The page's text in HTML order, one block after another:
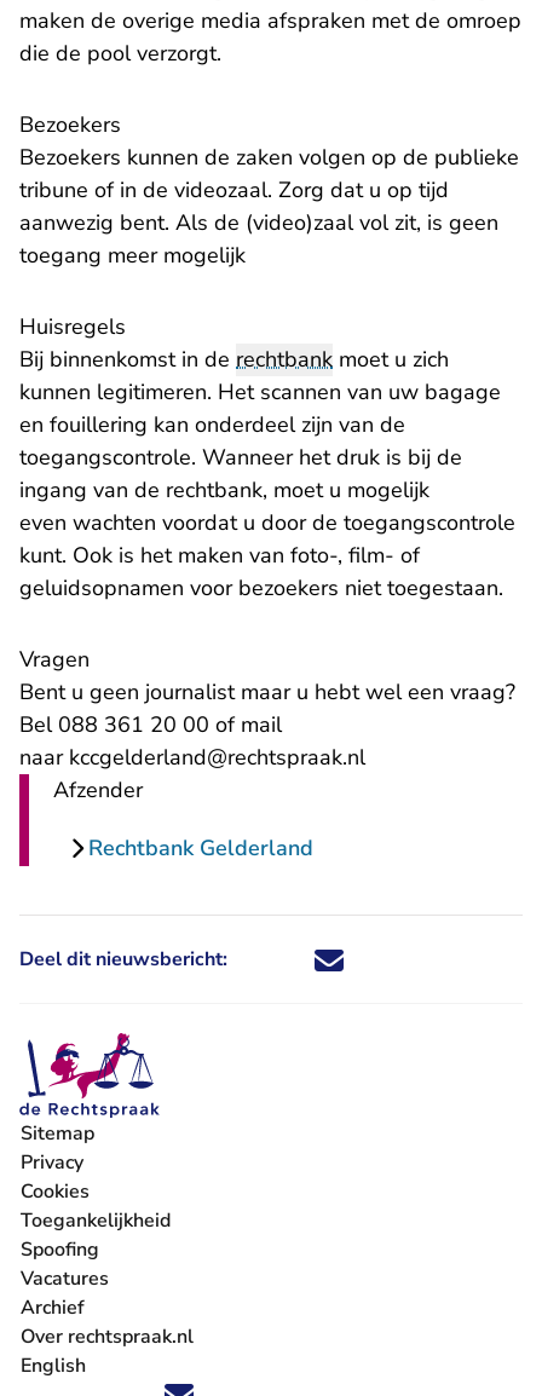
maken de overige media afspraken met de omroep
die de pool verzorgt.
Bezoekers
Bezoekers kunnen de zaken volgen op de publieke
tribune of in de videozaal. Zorg dat u op tijd
aanwezig bent. Als de (video)zaal vol zit, is geen
toegang meer mogelijk
Huisregels
Bij binnenkomst in de rechtbank moet u zich
kunnen legitimeren. Het scannen van uw bagage
en fouillering kan onderdeel zijn van de
toegangscontrole. Wanneer het druk is bij de
ingang van de rechtbank, moet u mogelijk
even wachten voordat u door de toegangscontrole
kunt. Ook is het maken van foto-, film- of
geluidsopnamen voor bezoekers niet toegestaan.
Vragen
Bent u geen journalist maar u hebt wel een vraag?
Bel 088 361 20 00 of mail
naar kccgelderland@rechtspraak.nl- U verlaat
Afzender
Rechtbank Gelderland
Deel dit nieuwsbericht: Deel dit nieuwsbericht via X -
Deel dit nieuwsbericht via
Deel dit nieuwsbericht
Deel dit
Sitemap
Privacy
Cookies
Toegankelijkheid
Spoofing
Vacatures
- U verlaat Rechtspraak.nl
Archief
Over rechtspraak.nl
English